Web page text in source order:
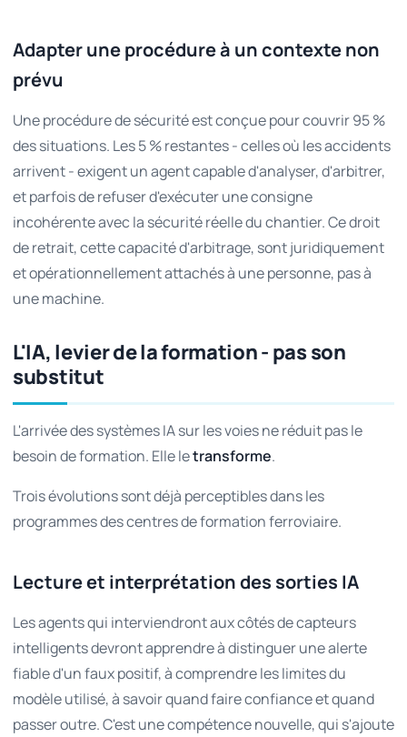
Adapter une procédure à un contexte non
prévu
Une procédure de sécurité est conçue pour couvrir 95 %
des situations. Les 5 % restantes - celles où les accidents
arrivent - exigent un agent capable d'analyser, d'arbitrer,
et parfois de refuser d'exécuter une consigne
incohérente avec la sécurité réelle du chantier. Ce droit
de retrait, cette capacité d'arbitrage, sont juridiquement
et opérationnellement attachés à une personne, pas à
une machine.
L'IA, levier de la formation - pas son
substitut
L'arrivée des systèmes IA sur les voies ne réduit pas le
besoin de formation. Elle letransforme.
Trois évolutions sont déjà perceptibles dans les
programmes des centres de formation ferroviaire.
Lecture et interprétation des sorties IA
Les agents qui interviendront aux côtés de capteurs
intelligents devront apprendre à distinguer une alerte
fiable d'un faux positif, à comprendre les limites du
modèle utilisé, à savoir quand faire confiance et quand
passer outre. C'est une compétence nouvelle, qui s'ajoute